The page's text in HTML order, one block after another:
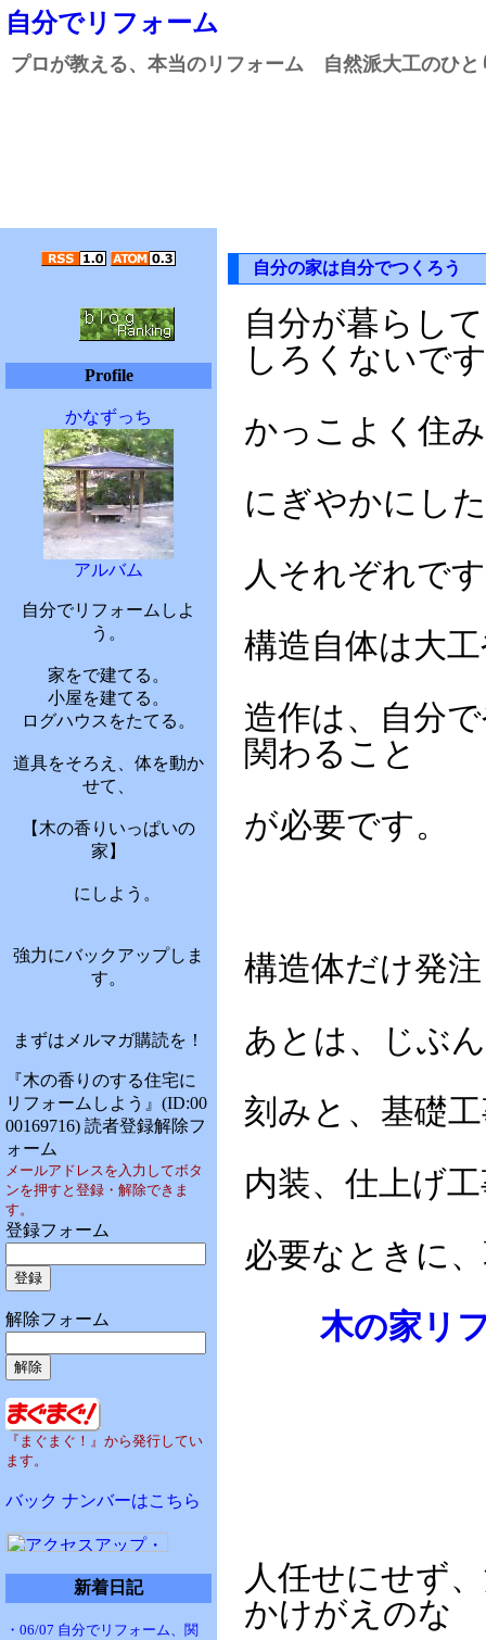
自分でリフォーム
プロが教える、本当のリフォーム 自然派大工のひと
Profile
かなずっち
アルバム
自分でリフォームしよ
う。
家をで建てる。
小屋を建てる。
ログハウスをたてる。
道具をそろえ、体を動か
せて、
【木の香りいっぱいの
家】
にしよう。
強力にバックアップしま
す。
まずはメルマガ購読を！
『木の香りのする住宅に
リフォームしよう』(ID:00
00169716) 読者登録解除フ
ォーム
メールアドレスを入力してボタ
ンを押すと登録・解除できま
す。
登録フォーム
解除フォーム
『まぐまぐ！』から発行してい
ます。
バック ナンバーはこちら
新着日記
・06/07 自分でリフォーム、関
自分の家は自分でつくろう
自分が暮らし
しろくないで
かっこよく住
にぎやかにし
人それぞれで
構造自体は大
造作は、自分
関わること
が必要です。
構造体だけ発
あとは、じぶ
刻みと、基礎
内装、仕上げ
必要なときに
木の家リ
人任せにせず
かけがえのな